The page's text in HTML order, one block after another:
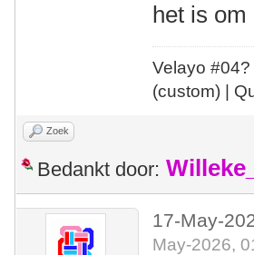
het is om
Velayo #04?
(custom) |
Zoek
Bedankt door:
17-May-
May-2026,